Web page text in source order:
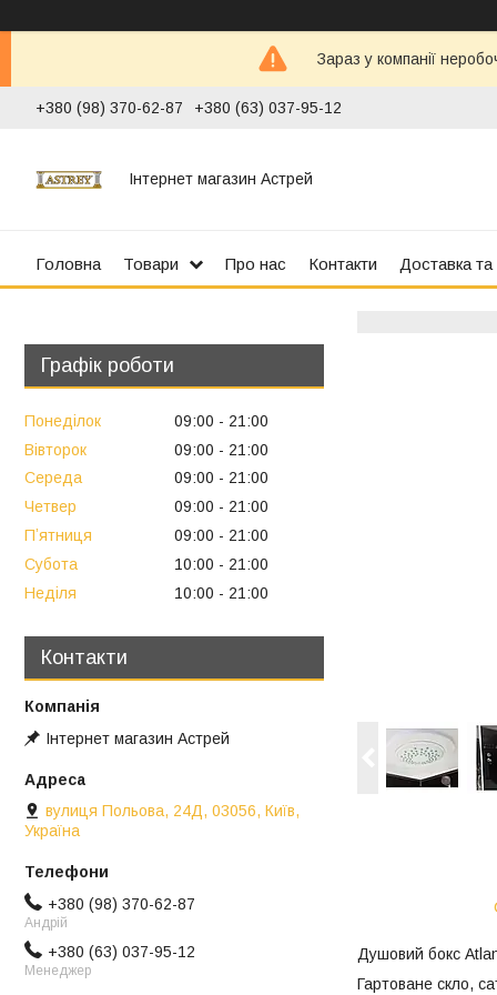
Зараз у компанії
+380 (98) 370-62-87 +380 (63) 037-95-12
Інтернет магазин Астрей
Головна Товари Про нас Контакти Доставка
Душовий бокс
Гартоване скло,
Графік роботи
Понеділок 09:00
21:00
Вівторок
09:00
21:00
Середа
09:00
21:00
Четвер
09:00
21:00
Пʼятниця
09:00
21:00
Субота
10:00
21:00
Неділя
10:00 21:00
Контакти
Інтернет магазин Астрей
вулиця Польова, 24Д, 03056, Київ,
Україна
+380 (98) 370-62-87
Андрій
+380 (63) 037-95-12
Менеджер